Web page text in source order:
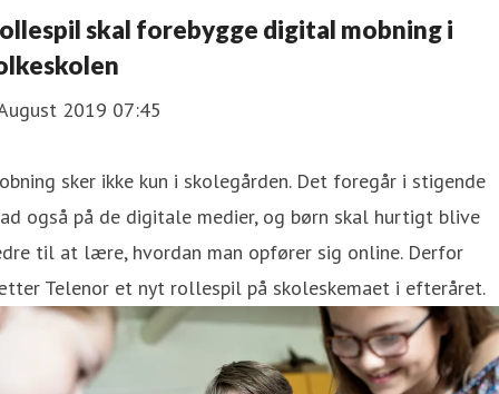
skal forebygge digital mobning i
2019 07:45
sker ikke kun i skolegården. Det foregår i stigende
også på de digitale medier, og børn skal hurtigt blive
til at lære, hvordan man opfører sig online. Derfor
Telenor et nyt rollespil på skoleskemaet i efteråret.